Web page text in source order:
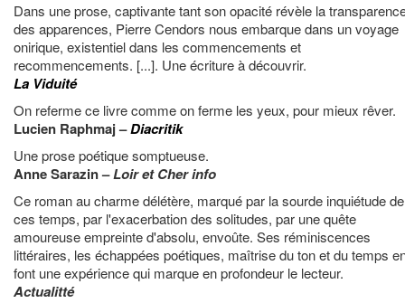
Dans une prose, captivante tant son opacité révèle la
des apparences, Pierre Cendors nous embarque dans un voyage
onirique, existentiel dans les commencements et
recommencements. [...]. Une écriture à découvrir.
La Viduité
On referme ce livre comme on ferme les yeux, pour mieux rêver.
Lucien Raphmaj –Diacritik
Une prose poétique somptueuse.
Anne Sarazin –Loir et Cher info
Ce roman au charme délétère, marqué par la sourde inquiétude de
ces temps, par l'exacerbation des solitudes, par une quête
amoureuse empreinte d'absolu, envoûte. Ses réminiscences
littéraires, les échappées poétiques, maîtrise du ton et du temps
font une expérience qui marque en profondeur le lecteur.
Actualitté